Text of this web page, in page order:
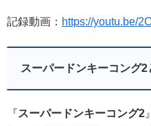
記録動画： https://youtu.be/
スーパードンキーコング2
『スーパードンキーコング2